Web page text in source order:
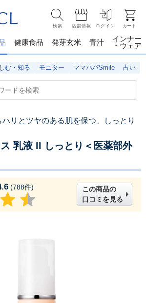
検索 店舗情報 ログイン カート
健康食品 発芽玄米 青汁
インナー
・ウェア
む・知る モニター ママパパSmile 占い
リとツヤのある肌を保つ、しっとり
乳液 II しっとり＜医薬部外
(788件)
この商品の
口コミを見る